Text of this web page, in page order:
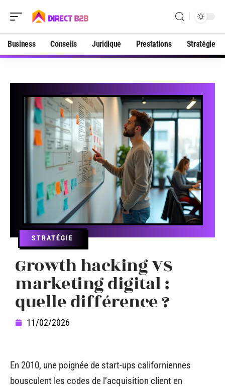
Business Conseils Juridique Prestations Stratégie
STRATÉGIE
Growth hacking VS
marketing digital :
quelle différence ?
11/02/2026
En 2010, une poignée de start-ups californiennes
bousculent les codes de l’acquisition client en